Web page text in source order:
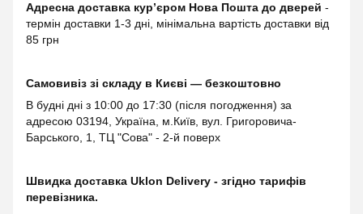
Адресна доставка курʼєром Нова Пошта до дверей -
термін доставки 1-3 дні, мінімальна вартість доставки від
85 грн
Самовивіз зі складу в Києві — безкоштовно
В будні дні з 10:00 до 17:30 (після погодження) за
адресою 03194, Україна, м.Київ, вул. Григоровича-
Барського, 1, ТЦ "Сова" - 2-й поверх
Швидка доставка Uklon Delivery - згідно тарифів
перевізника.